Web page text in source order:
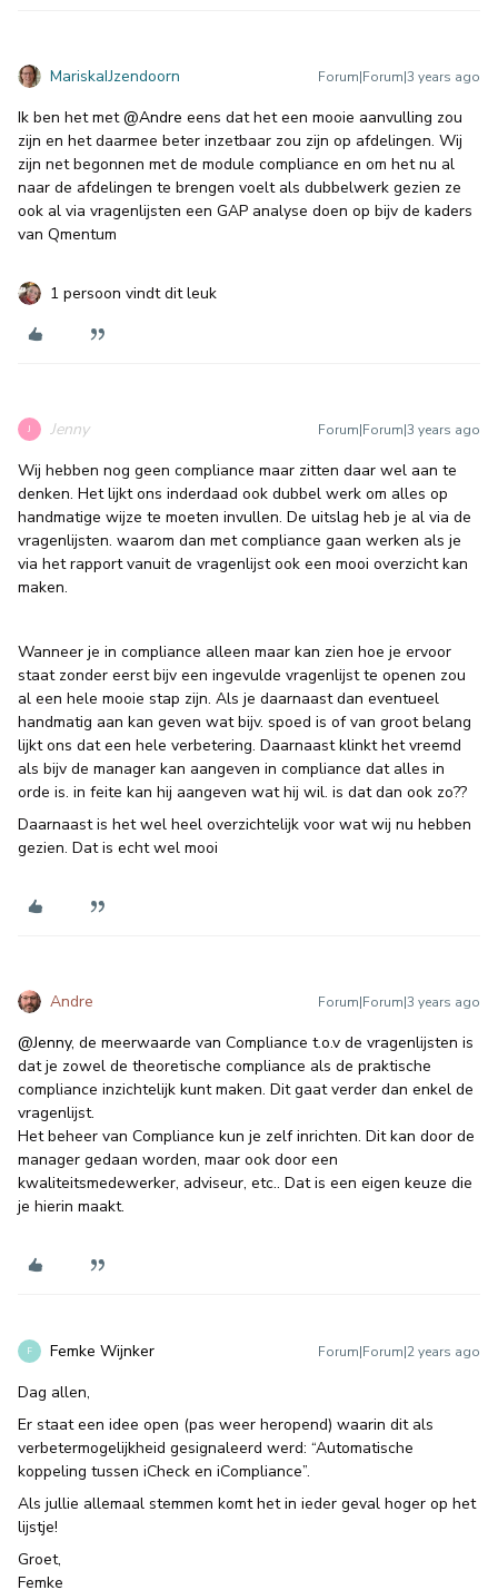
MariskaIJzendoorn Forum|Forum|3 years ago
Ik ben het met@Andre eens dat het een mooie aanvulling zou
zijn en het daarmee beter inzetbaar zou zijn op afdelingen. Wij
zijn net begonnen met de module compliance en om het nu al
naar de afdelingen te brengen voelt als dubbelwerk gezien ze
ook al via vragenlijsten een GAP analyse doen op bijv de kaders
van Qmentum
1 persoon vindt dit leuk
J Jenny Forum|Forum|3 years ago
Wij hebben nog geen compliance maar zitten daar wel aan te
denken. Het lijkt ons inderdaad ook dubbel werk om alles op
handmatige wijze te moeten invullen. De uitslag heb je al via de
vragenlijsten. waarom dan met compliance gaan werken als je
via het rapport vanuit de vragenlijst ook een mooi overzicht kan
maken.
Wanneer je in compliance alleen maar kan zien hoe je ervoor
staat zonder eerst bijv een ingevulde vragenlijst te openen zou
al een hele mooie stap zijn. Als je daarnaast dan eventueel
handmatig aan kan geven wat bijv. spoed is of van groot belang
lijkt ons dat een hele verbetering. Daarnaast klinkt het vreemd
als bijv de manager kan aangeven in compliance dat alles in
orde is. in feite kan hij aangeven wat hij wil. is dat dan ook zo??
Daarnaast is het wel heel overzichtelijk voor wat wij nu hebben
gezien. Dat is echt wel mooi
Andre Forum|Forum|3 years ago
@Jenny, de meerwaarde van Compliance t.o.v de vragenlijsten is
dat je zowel de theoretische compliance als de praktische
compliance inzichtelijk kunt maken. Dit gaat verder dan enkel de
vragenlijst.
Het beheer van Compliance kun je zelf inrichten. Dit kan door de
manager gedaan worden, maar ook door een
kwaliteitsmedewerker, adviseur, etc.. Dat is een eigen keuze die
je hierin maakt.
F Femke Wijnker Forum|Forum|2 years ago
Dag allen,
Er staat een idee open (pas weer heropend) waarin dit als
verbetermogelijkheid gesignaleerd werd: “Automatische
koppeling tussen iCheck en iCompliance”.
Als jullie allemaal stemmen komt het in ieder geval hoger op het
lijstje!
Groet,
Femke